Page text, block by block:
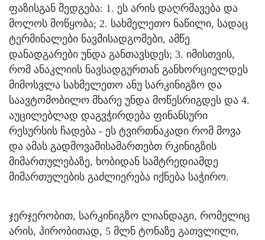
ფაზისგან შედგება: 1. ეს არის დაღრმავება და
მოლოს მოწყობა; 2. სახმელეთო ნაწილი, სადაც
ტერმინალები ნავმისადგომები, ამწე
დანადგარები უნდა განთავსდეს; 3. იმისთვის,
რომ ანაკლიის ნავსადგურთან განხორციელდეს
მიმოსვლა სახმელეთო ანუ სარკინიგზო და
საავტომობილო მხარე უნდა მოწესრიგდეს და 4.
აუცილებლად დაგვჭირდება ფინანსური
რესურსის ჩადება - ეს ტვირთნაკადი რომ მოვა
და ამას გადმოვამისამართებთ რკინიგზის
მიმართულებაზე, ხობიდან სამტრედიამდე
მიმართულების გაძლიერება იქნება საჭირო.
ჯერჯერობით, სარკინიგზო ლიანდაგი, რომელიც
არის, პირობითად, 5 მლნ ტონაზე გათვლილი,